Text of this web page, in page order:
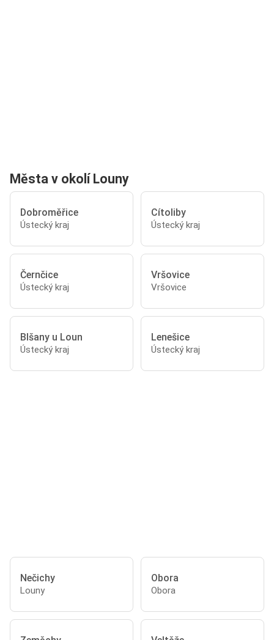
Města v okolí Louny
Dobroměřice
Ústecký kraj
Cítoliby
Ústecký kraj
Černčice
Ústecký kraj
Vršovice
Vršovice
Blšany u Loun
Ústecký kraj
Lenešice
Ústecký kraj
Nečichy
Louny
Obora
Obora